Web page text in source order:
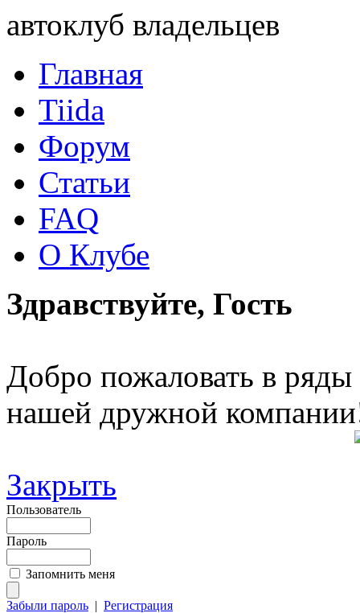
автоклуб владельцев
Главная
Tiida
Форум
Статьи
FAQ
О Клубе
Здравствуйте, Гость
Добро пожаловать в ряды
нашей дружной
Закрыть
Пользователь
Пароль
Запомнить меня
Забыли пароль | Регистрация